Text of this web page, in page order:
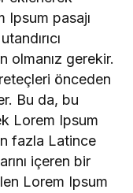
Ipsum pasajı
olmanız gerekir.
önceden
Bu da, bu
Lorem Ipsum
fazla Latince
içeren bir
Lorem Ipsum